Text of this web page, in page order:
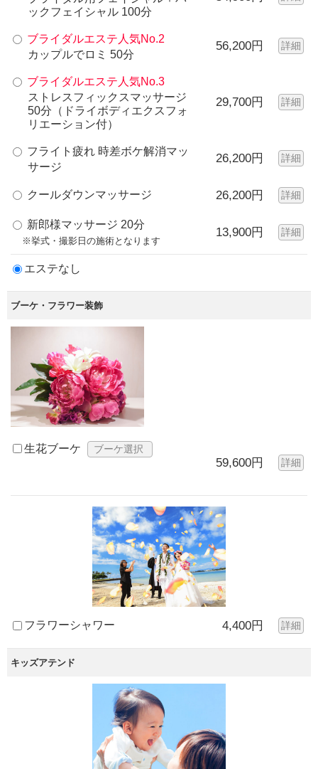
ックフェイシャル 100分
ブライダルエステ人気No.2
カップルでロミ 50分
56,200円 詳細
ブライダルエステ人気No.3
ストレスフィックスマッサージ
50分（ドライボディエクスフォ
リエーション付）
29,700円 詳細
フライト疲れ 時差ボケ解消マッ
サージ
26,200円 詳細
クールダウンマッサージ 26,200円 詳細
新郎様マッサージ 20分
※挙式・撮影日の施術となります
13,900円 詳細
エステなし
ブーケ・フラワー装飾
生花ブーケ ブーケ選択
59,600円 詳細
フラワーシャワー 4,400円 詳細
キッズアテンド